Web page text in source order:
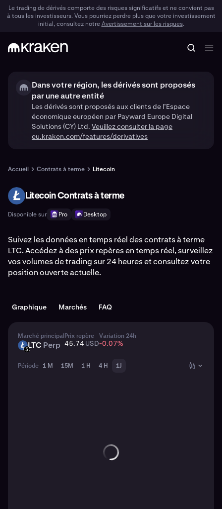
Le trading de dérivés comporte des risques significatifs et ne convient pas
à tous les investisseurs. Vous pourriez perdre plus que votre investissement
initial, consultez notreAvertissement sur les risques.
Dans votre région, les dérivés sont proposés
par une autre entité
Les dérivés sont proposés aux clients de l’Espace
économique européen par Payward Europe Digital
Solutions (CY) Ltd. Veuillez consulter la page
eu.kraken.com/features/derivatives
Accueil Contrats à terme Litecoin
LTC Litecoin Contrats à terme
Disponible sur Pro Desktop
Suivez les données en temps réel des contrats à terme
LTC. Accédez à des prix repères en temps réel, surveillez
vos volumes de trading sur 24 heures et consultez votre
position ouverte actuelle.
Graphique Marchés FAQ
Marché principal
LTC
USDLTC Perp
Prix repère
45.74 USD
Variation 24h
-0.07%
Période 1 M 15M 1 H 4 H 1J